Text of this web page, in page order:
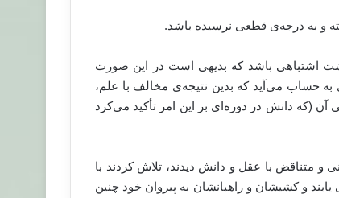
اشتباهی باشد که بدیهی است در این صورت
حساب می‌آید که بدین نتیجه‌ی مخالف با علم،
(که دانش در دوره‌ای بر این امر تأکید می‌کرد
متناقض با عقل و دانش دیدند، تلاش کردند با
و کشیشان و راهبانشان به پیروان خود چنین